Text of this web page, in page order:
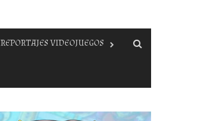
REPORTAJES VIDEOJUEGOS